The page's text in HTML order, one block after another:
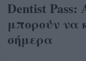
Dentist
μπορούν να
σήμερα